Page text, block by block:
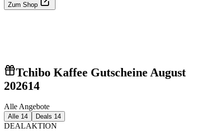
Zum Shop
Tchibo Kaffee Gutscheine August
202614
Alle Angebote
Alle 14 Deals 14
DEALAKTION